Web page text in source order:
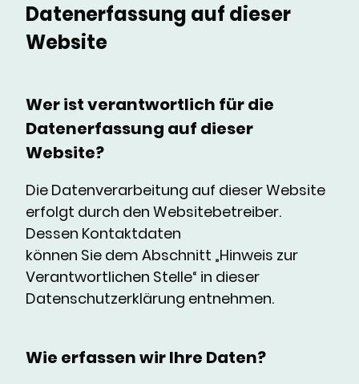
Datenerfassung auf dieser
Website
Wer ist verantwortlich für die
Datenerfassung auf dieser
Website?
Die Datenverarbeitung auf dieser Website
erfolgt durch den Websitebetreiber.
Dessen Kontaktdaten
können Sie dem Abschnitt „Hinweis zur
Verantwortlichen Stelle“ in dieser
Datenschutzerklärung entnehmen.
Wie erfassen wir Ihre Daten?